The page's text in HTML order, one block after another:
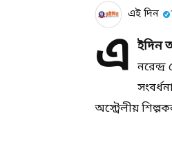
এই দিন
এ ইদিন
অস্ট্রেলীয়